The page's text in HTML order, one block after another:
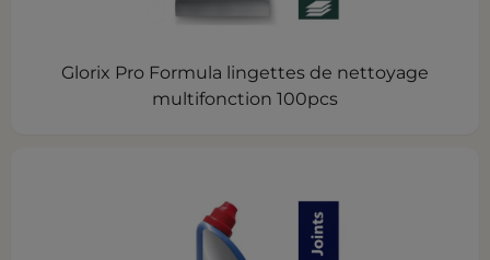
Glorix Pro Formula lingettes de nettoyage
multifonction 100pcs